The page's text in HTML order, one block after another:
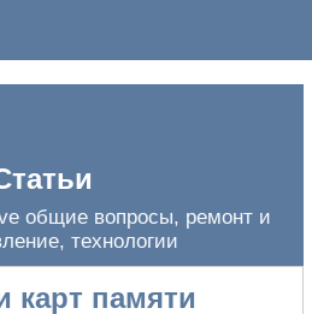
общие вопросы, ремонт и
технологии
карт памяти